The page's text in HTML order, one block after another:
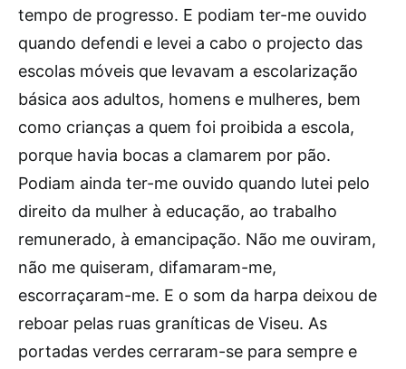
tempo de progresso. E podiam ter-me ouvido
quando defendi e levei a cabo o projecto das
escolas móveis que levavam a escolarização
básica aos adultos, homens e mulheres, bem
como crianças a quem foi proibida a escola,
porque havia bocas a clamarem por pão.
Podiam ainda ter-me ouvido quando lutei pelo
direito da mulher à educação, ao trabalho
remunerado, à emancipação. Não me ouviram,
não me quiseram, difamaram-me,
escorraçaram-me. E o som da harpa deixou de
reboar pelas ruas graníticas de Viseu. As
portadas verdes cerraram-se para sempre e